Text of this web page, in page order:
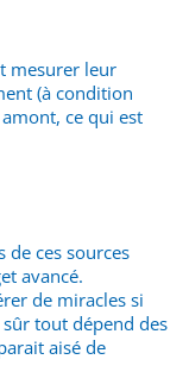
mesurer leur
(à condition
ce qui est
de ces sources
avancé.
de miracles si
tout dépend des
aisé de